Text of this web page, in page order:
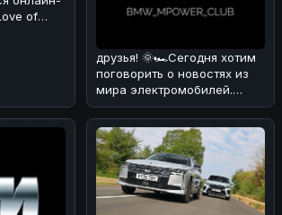
of
друзья! 🌞🏎Сегодня хотим
поговорить о новостях из
мира электромобилей.
Недавно появилась
информация